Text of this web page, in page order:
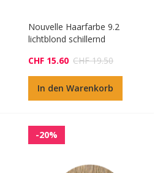
Nouvelle Haarfarbe 9.2
lichtblond schillernd
CHF 15.60 CHF 19.50
In den Warenkorb
-20%